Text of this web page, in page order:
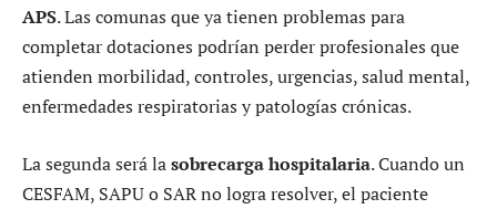
APS. Las comunas que ya tienen problemas para
completar dotaciones podrían perder profesionales que
atienden morbilidad, controles, urgencias, salud mental,
enfermedades respiratorias y patologías crónicas.
La segunda será lasobrecarga hospitalaria. Cuando un
CESFAM, SAPU o SAR no logra resolver, el paciente